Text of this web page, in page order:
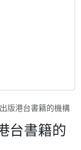
版港台書籍的機構
台書籍的